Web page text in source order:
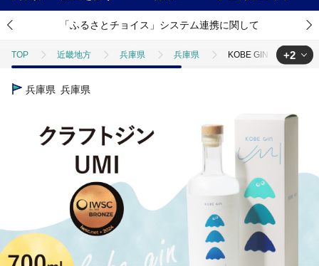
「ふるさとチョイス」システム連携に関して
TOP 近畿地方 兵庫県 兵庫県 KOBE GIN UMI / 神戸
TOP
+2
兵庫県 兵庫県